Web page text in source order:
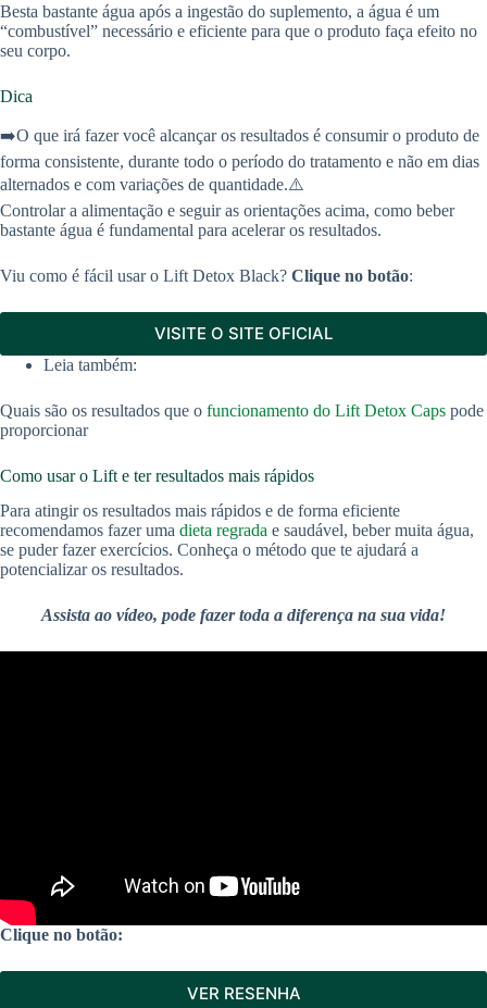
Besta bastante água após a ingestão do suplemento, a água é um
“combustível” necessário e eficiente para que o produto faça efeito no
seu corpo.
Dica
➡️O que irá fazer você alcançar os resultados é consumir o produto de
forma consistente, durante todo o período do tratamento e não em dias
alternados e com variações de quantidade.⚠️
Controlar a alimentação e seguir as orientações acima, como beber
bastante água é fundamental para acelerar os resultados.
Viu como é fácil usar o Lift Detox Black? Clique no botão:
VISITE O SITE OFICIAL
Leia também:
Quais são os resultados que o funcionamento do Lift Detox Caps pode
proporcionar
Como usar o Lift e ter resultados mais rápidos
Para atingir os resultados mais rápidos e de forma eficiente
recomendamos fazer uma dieta regrada e saudável, beber muita água,
se puder fazer exercícios. Conheça o método que te ajudará a
potencializar os resultados.
Assista ao vídeo, pode fazer toda a diferença na sua vida!
Clique no botão:
VER RESENHA